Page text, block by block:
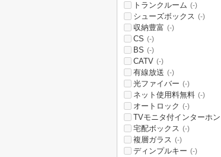
トランクルーム (-)
シューズボックス (-)
収納豊富 (-)
CS (-)
BS (-)
CATV (-)
有線放送 (-)
光ファイバー (-)
ネット使用料無料 (-)
オートロック (-)
TVモニタ付インターホン
宅配ボックス (-)
複層ガラス (-)
ディンプルキー (-)